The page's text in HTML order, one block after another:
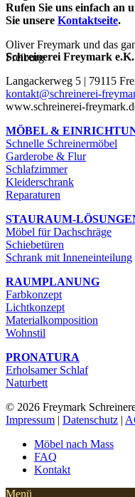
Rufen Sie uns einfach an
Sie unsere Kontaktseite.
Oliver Freymark und das
Freiburg
Schreinerei Freymark
Langackerweg 5 | 79115
kontakt@schreinerei-
www.schreinerei-
MÖBEL &
Schnelle Schreinermöbel
Garderobe & Flur
Schlafzimmer
Kleiderschrank
Reparaturen
STAURAUM-
Möbel für Dachschräge
Schiebetüren
Schrank mit Inneneinteilung
RAUMPLANUNG
Farbkonzept
Lichtkonzept
Materialkomposition
Wohnstil
PRONATURA
Erholsamer Schlaf
Naturbett
© 2026 Freymark
Impressum | Datenschutz |
Möbel nach Mass
FAQ
Kontakt